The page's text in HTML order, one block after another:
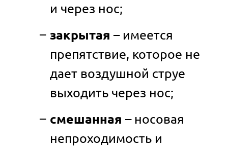
и через нос;
закрытая – имеется
препятствие, которое не
дает воздушной струе
выходить через нос;
смешанная – носовая
непроходимость и